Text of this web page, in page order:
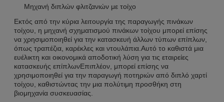
Μηχανή διπλών φλιτζανιών με τοίχο
Εκτός από την κύρια λειτουργία της παραγωγής πινάκων
τοίχου, η μηχανή σχηματισμού πινάκων τοίχου μπορεί επίσης
να χρησιμοποιηθεί για την κατασκευή άλλων τύπων επίπλων,
όπως τραπέζια, καρέκλες και ντουλάπια.Αυτό το καθιστά μια
ευέλικτη και οικονομικά αποδοτική λύση για τις εταιρείες
κατασκευής επίπλωνΕπιπλέον, μπορεί επίσης να
χρησιμοποιηθεί για την παραγωγή ποτηριών από διπλό χαρτί
τοίχου, καθιστώντας την μια πολύτιμη προσθήκη στη
βιομηχανία συσκευασίας.